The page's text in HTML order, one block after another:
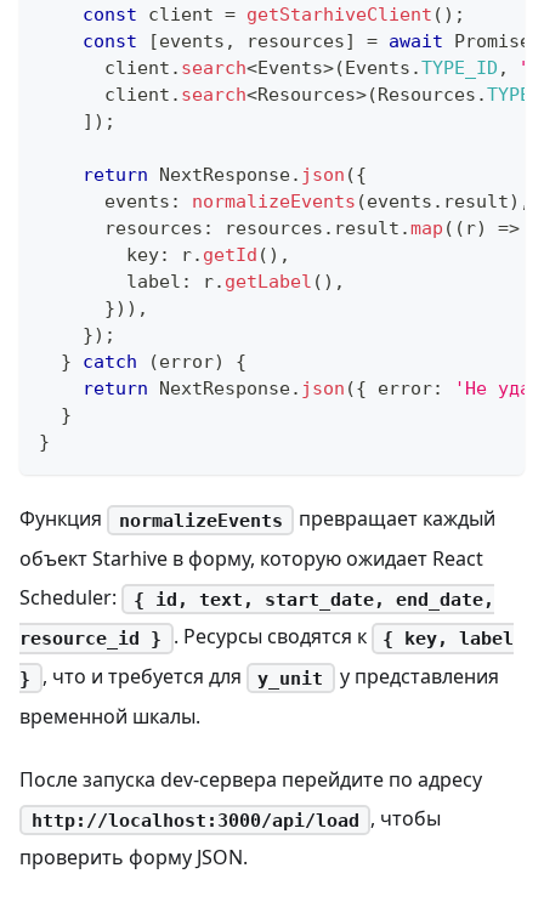
const client = getStarhiveClient ( ) ;
const
[events , resources] = await Promise
      client
. search<Events>(Events .TYPE_ID , ""
      client
. search<Resources>(Resources .
] ) ;
return NextResponse. json ({
      events
: normalizeEvents (events . result) ,
      resources
: resources . result .map ( ( r) =>
        key
: r. getId ( ) ,
        label
: r. getLabel ( ) ,
}) ) ,
}) ;
}
catch (error)
{
return NextResponse. json ({ error:
'Не
}
}
Функция normalizeEvents
превращает каждый
объект Starhive в форму, которую ожидает React
Scheduler:
{ id, text, start_date, end_date,
resource_id }
. Ресурсы сводятся к
{ key, label
}
, что и требуется для y_unit
у представления
временной шкалы.
После запуска dev-сервера перейдите по адресу
http://localhost:3000/api/load
, чтобы
проверить форму JSON.